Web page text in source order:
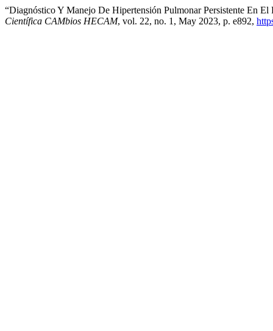
“Diagnóstico Y Manejo De Hipertensión Pulmonar Persistente En
Científica CAMbios HECAM, vol. 22, no. 1, May 2023, p. e892,